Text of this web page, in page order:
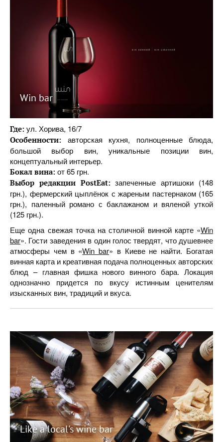
Win bar
Где: ул. Хорива, 16/7
Особенности: авторская кухня, полноценные блюда,
большой выбор вин, уникальные позиции вин,
концептуальный интерьер.
Бокал вина: от 65 грн.
Выбор редакции PostEat:запеченные артишоки (148
грн.), фермерский цыплёнок с жареным пастернаком (165
грн.), паленный романо с баклажаном и вяленой уткой
(125 грн.).
Еще одна свежая точка на столичной винной карте «Win
bar». Гости заведения в один голос твердят, что душевнее
атмосферы чем в «Win bar» в Киеве не найти. Богатая
винная карта и креативная подача полноценных авторских
блюд – главная фишка нового винного бара. Локация
однозначно придется по вкусу истинным ценителям
изысканных вин, традиций и вкуса.
Like a local's wine bar